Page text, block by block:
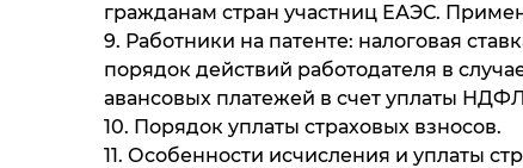
гражданам стран участниц ЕАЭС.
9. Работники на патенте: налоговая
порядок действий работодателя в
авансовых платежей в счет уплаты
10. Порядок уплаты страховых взносов.
11. Особенности исчисления и уплаты